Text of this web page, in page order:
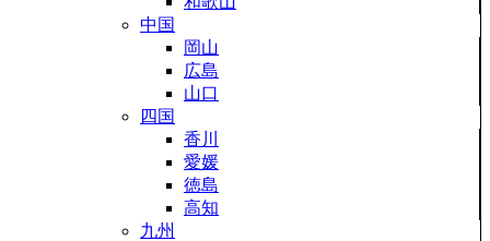
中国
岡山
広島
山口
四国
香川
愛媛
徳島
高知
九州